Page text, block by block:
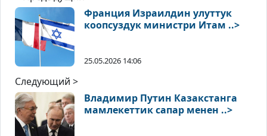
Франция Израилдин улуттук
коопсуздук министри Итам ..>
25.05.2026 14:06
Следующий >
Владимир Путин Казакстанга
мамлекеттик сапар менен ..>